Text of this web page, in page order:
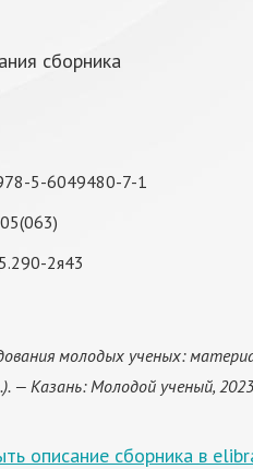
сборника
5-6049480-7-1
2я43
молодых ученых:
— Казань: Молодой ученый,
описание сборника в